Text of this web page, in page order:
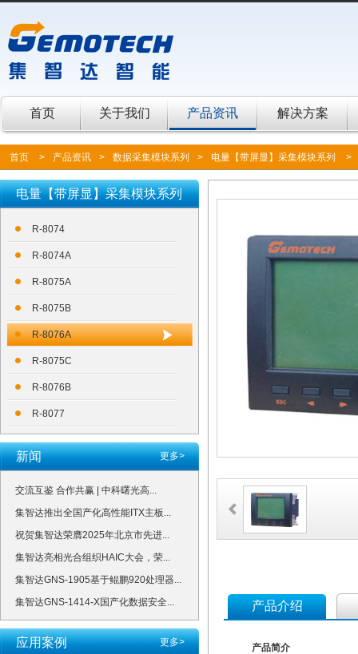
首页 关于我们 产品资讯 解决方案
首页 > 产品资讯 > 数据采集模块系列 > 电量【带屏显】采集模块系列 >
电量【带屏显】采集模块系列
R-8074
R-8074A
R-8075A
R-8075B
R-8076A
R-8075C
R-8076B
R-8077
更多>
新闻
交流互鉴 合作共赢 | 中科曙光高...
集智达推出全国产化高性能ITX主板...
祝贺集智达荣膺2025年北京市先进...
集智达亮相光合组织HAIC大会，荣...
集智达GNS-1905基于鲲鹏920处理器...
集智达GNS-1414-X国产化数据安全...
更多>
应用案例
产品介绍
产品简介